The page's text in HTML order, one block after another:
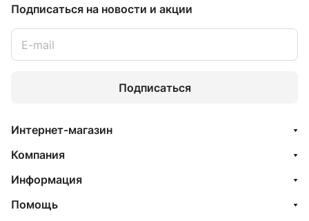
Подписаться на новости и акции
Подписаться
Интернет-магазин
Компания
Информация
Помощь